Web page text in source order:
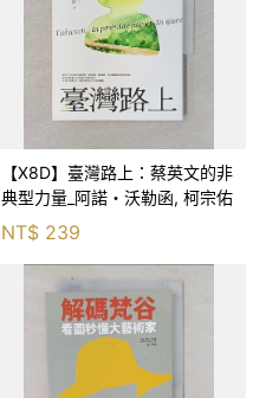
【X8D】臺灣路上：蔡英文的非
典型力量_阿諾・沃勒函, 柯宗佑
NT$ 239